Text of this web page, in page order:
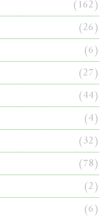
(162)
(26)
(6)
(27)
(44)
(4)
(32)
(78)
(2)
(6)